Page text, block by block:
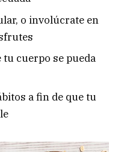
o involúcrate en
cuerpo se pueda
a fin de que tu